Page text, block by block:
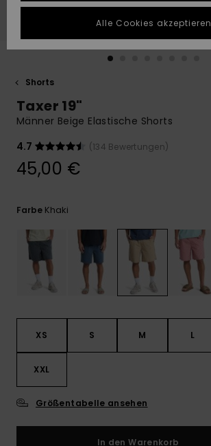
um die
schnellste
Antwort auf Ihre
Finden Sie
die häufigsten
Fragen sowie
QUIKSILVER APP
WUNSCHLISTE
Shorts
Taxer 19"
Männer Beige Elastische Shorts
4.7
(134 Bewertungen)
45,00 €
Farbe Khaki
XS S M L
XXL
Größentabelle ansehen
In den Warenkorb
Alle Cookies akzeptieren